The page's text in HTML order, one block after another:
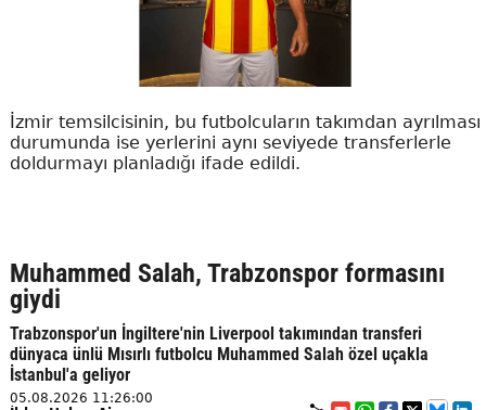
İzmir temsilcisinin, bu futbolcuların takımdan ayrılması
durumunda ise yerlerini aynı seviyede transferlerle
doldurmayı planladığı ifade edildi.
Muhammed Salah, Trabzonspor formasını
giydi
Trabzonspor'un İngiltere'nin Liverpool takımından transferi
dünyaca ünlü Mısırlı futbolcu Muhammed Salah özel uçakla
İstanbul'a geliyor
05.08.2026 11:26:00